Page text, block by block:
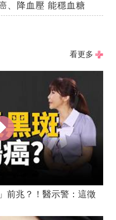
、降血壓 能穩血糖
看更多
前兆？！醫示警：這徵